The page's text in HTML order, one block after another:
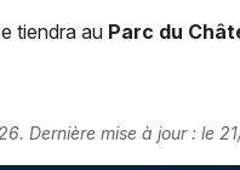
tiendra au Parc du
Dernière mise à jour : le